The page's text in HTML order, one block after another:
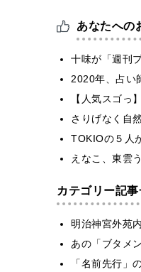
あなたへの
十味が「週刊
2020年、占い
【人気スゴっ
さりげなく自
TOKIOの５人
えなこ、東雲
カテゴリー記事
明治神宮外苑
あの「ブタメ
「名前先行